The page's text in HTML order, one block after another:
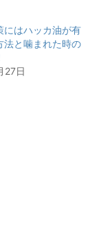
にはハッカ油が有
法と噛まれた時の
27日